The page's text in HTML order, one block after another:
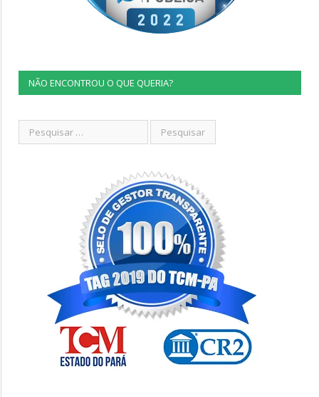
NÃO ENCONTROU O QUE QUERIA?